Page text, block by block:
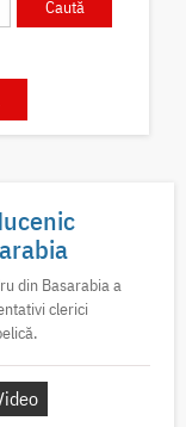
din Basarabia a
clerici